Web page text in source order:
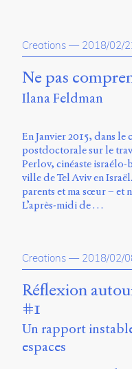
Creations — 2018/02/
Ne pas
Ilana Feldman
En Janvier 2015, dans le
postdoctorale sur le
Perlov, cinéaste israélo-
ville de Tel Aviv en
parents et ma sœur – et
L’après-midi de …
Creations — 2018/02/
Réflexion
#1
Un rapport
espaces